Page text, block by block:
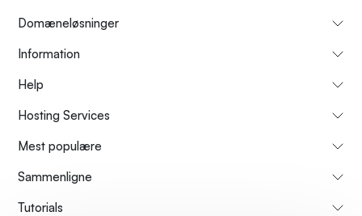
Domæneløsninger
Information
Help
Hosting Services
Mest populære
Sammenligne
Tutorials